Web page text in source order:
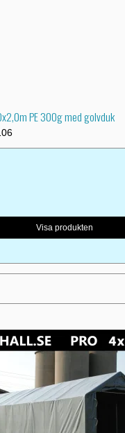
PE 300g med golvduk
Visa produkten